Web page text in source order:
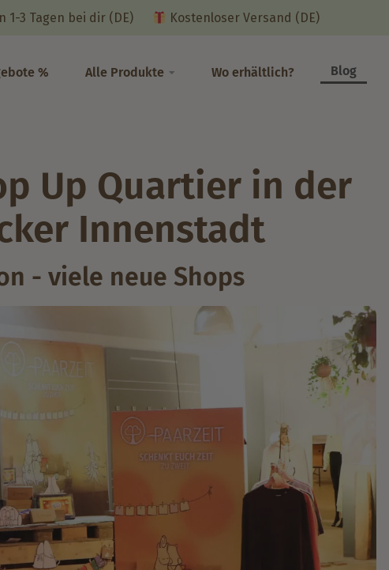
1-3 Tagen bei dir (DE) Kostenloser Versand (DE)
% Alle Produkte Wo erhältlich? Blog
Up Quartier in der
Innenstadt
- viele neue Shops